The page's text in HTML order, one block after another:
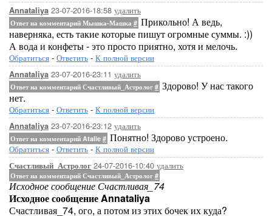
Annataliya 23-07-2016-18:58 удалить
Ответ на комментарий Мышка-Машка # Прикольно! А ведь,
наверняка, есть такие которые пишут огромные суммы. :))
А вода и конфеты - это просто приятно, хотя и мелочь.
Обратиться - Ответить - К полной версии
Annataliya 23-07-2016-23:11 удалить
Ответ на комментарий Счастливый_Астролог # Здорово! У нас такого
нет.
Обратиться - Ответить - К полной версии
Annataliya 23-07-2016-23:12 удалить
Ответ на комментарий Atalie # Понятно! Здорово устроено.
Обратиться - Ответить - К полной версии
Счастливый_Астролог 24-07-2016-10:40 удалить
Ответ на комментарий Счастливый_Астролог #
Исходное сообщение Счастливая_74
Исходное сообщение Annataliya
Счастливая_74, ого, а потом из этих бочек их куда?